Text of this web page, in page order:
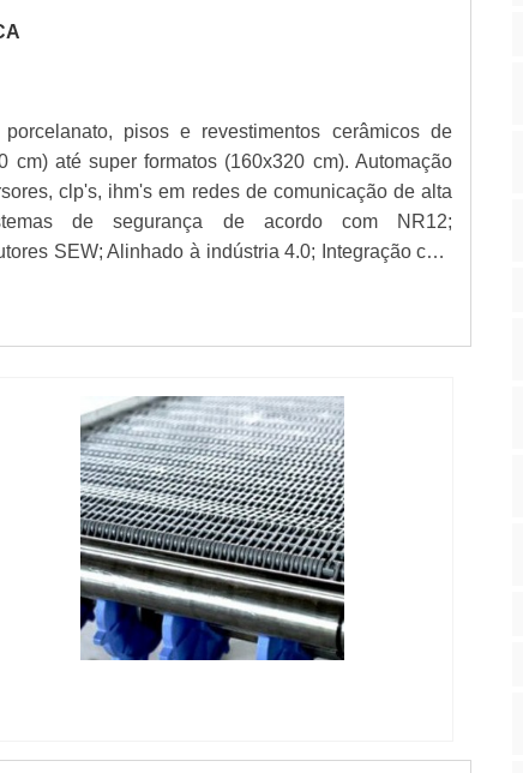
pisos e revestimentos cerâmicos de
cm) até super formatos (160x320 cm). Automação
clp's, ihm's em redes de comunicação de alta
de segurança de acordo com NR12;
Alinhado à indústria 4.0; Integração com
de KPI's, diagnósticos e suporte técnico remoto;